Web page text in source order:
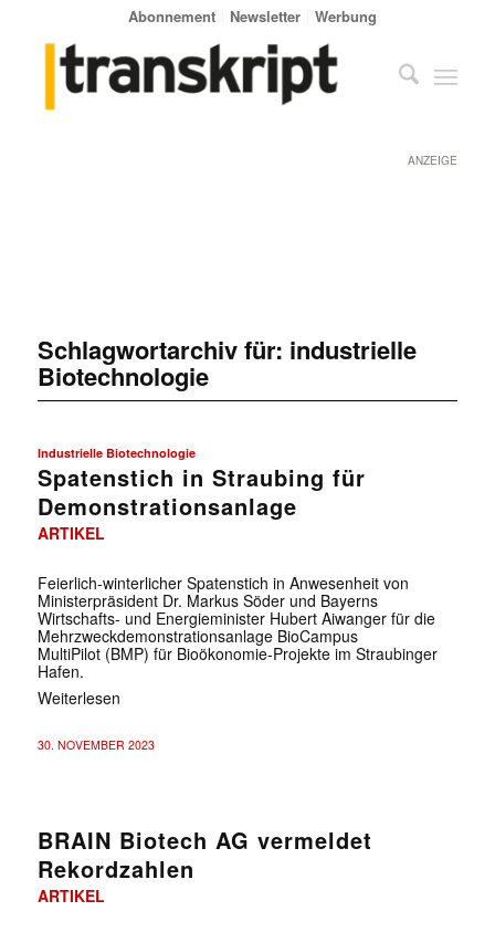
Abonnement Newsletter Werbung
ANZEIGE
Schlagwortarchiv für: industrielle
Biotechnologie
Industrielle Biotechnologie
Spatenstich in Straubing für
Demonstrationsanlage
ARTIKEL
Feierlich-winterlicher Spatenstich in Anwesenheit von
Ministerpräsident Dr. Markus Söder und Bayerns
Wirtschafts- und Energieminister Hubert Aiwanger für die
Mehrzweckdemonstrationsanlage BioCampus
MultiPilot (BMP) für Bioökonomie-Projekte im Straubinger
Hafen.
Weiterlesen
30. NOVEMBER 2023
BRAIN Biotech AG vermeldet
Rekordzahlen
ARTIKEL